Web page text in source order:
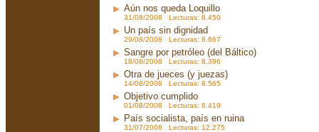
Aún nos queda Loquillo
31/08/2008 Lecturas: 8.450
Un país sin dignidad
29/08/2008 Lecturas: 8.667
Sangre por petróleo (del Báltico)
18/08/2008 Lecturas: 8.396
Otra de jueces (y juezas)
14/08/2008 Lecturas: 8.565
Objetivo cumplido
01/08/2008 Lecturas: 8.419
País socialista, país en ruina
31/07/2008 Lecturas: 12.275